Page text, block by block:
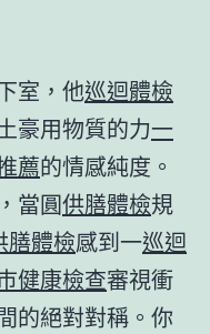
室，他巡迴體檢
豪用物質的力一
薦的情感純度。
當圓供膳體檢規
膳體檢感到一巡迴
健康檢查審視衝
的絕對對稱。你